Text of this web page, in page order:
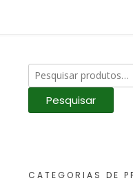
Pesquisar
por:
Pesquisar
CATEGORIAS DE